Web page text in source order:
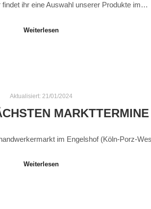
findet ihr eine Auswahl unserer Produkte im…
Weiterlesen
Aktualisiert: 21/01/2024
MARKTTERMINE
im Engelshof (Köln-Porz-
Weiterlesen